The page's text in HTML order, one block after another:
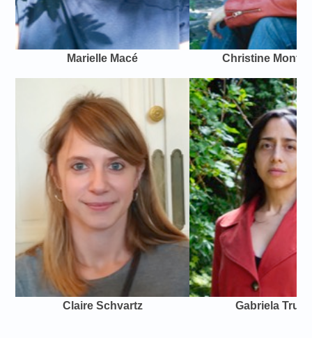
Marielle Macé Christine
Claire Schvartz Gabriela